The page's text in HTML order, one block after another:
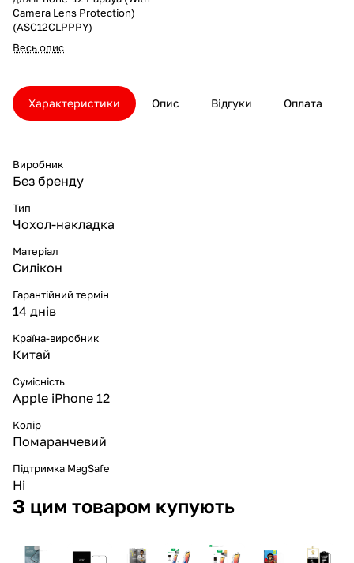
Camera Lens Protection)
(ASC12CLPPPY)
Весь опис
Характеристики Опис Відгуки Оплата
Виробник
Без бренду
Тип
Чохол-накладка
Матеріал
Силікон
Гарантійний термін
14 днів
Країна-виробник
Китай
Сумісність
Apple iPhone 12
Колір
Помаранчевий
Підтримка MagSafe
Ні
З цим товаром купують